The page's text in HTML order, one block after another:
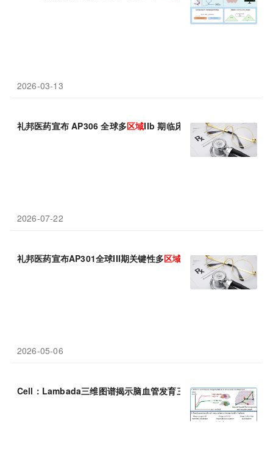
2026-03-13
礼邦医药宣布 AP306 全球多区域IIb 期临床试验完成首例受试者随
2026-07-22
礼邦医药宣布AP301全球III期关键性多区域 临床试验完成全部患者
2026-05-06
Cell：Lambada三维图谱揭示脑血管发育三阶段——从均匀扩张到